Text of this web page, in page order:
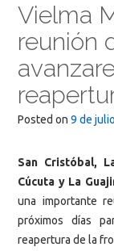
Vielma
reunión
Posted on 9 de
San Cristóbal,
Cúcuta y La
una importante
próximos días
reapertura de la